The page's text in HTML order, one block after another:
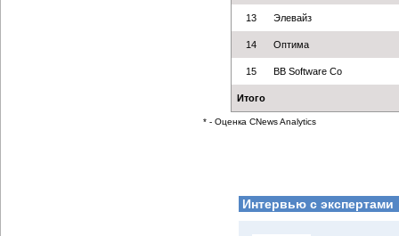
13 Элевайз
14 Оптима
15 BB Software Co
Итого
* - Оценка CNews Analytics
Интервью с экспертами